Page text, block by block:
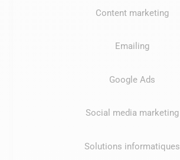
Content marketing
Emailing
Google Ads
Social media marketing
Solutions informatiques